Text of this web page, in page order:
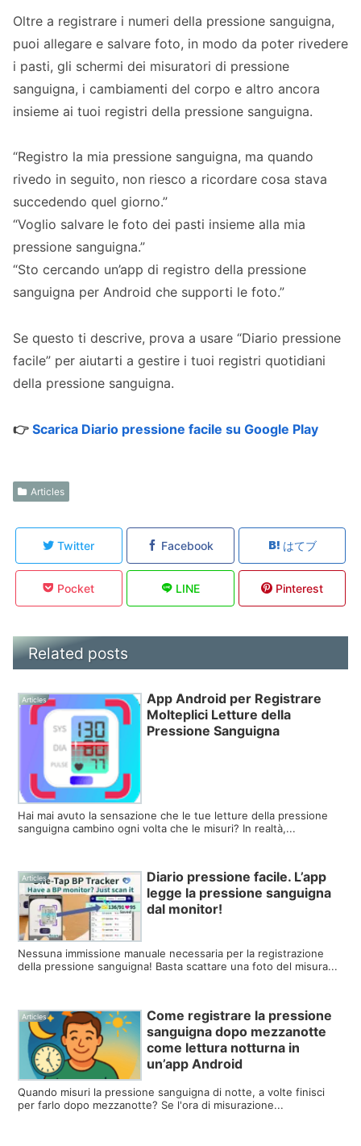
Oltre a registrare i numeri della pressione sanguigna,
puoi allegare e salvare foto, in modo da poter rivedere
i pasti, gli schermi dei misuratori di pressione
sanguigna, i cambiamenti del corpo e altro ancora
insieme ai tuoi registri della pressione sanguigna.
“Registro la mia pressione sanguigna, ma quando
rivedo in seguito, non riesco a ricordare cosa stava
succedendo quel giorno.”
“Voglio salvare le foto dei pasti insieme alla mia
pressione sanguigna.”
“Sto cercando un’app di registro della pressione
sanguigna per Android che supporti le foto.”
Se questo ti descrive, prova a usare “Diario pressione
facile” per aiutarti a gestire i tuoi registri quotidiani
della pressione sanguigna.
👉 Scarica Diario pressione facile su Google Play
Articles
Twitter Facebook はてブ
Pocket LINE Pinterest
Related posts
Articles
App Android per Registrare
Molteplici Letture della
Pressione Sanguigna
Hai mai avuto la sensazione che le tue letture della pressione
sanguigna cambino ogni volta che le misuri? In realtà,...
Articles
Diario pressione facile. L’app
legge la pressione sanguigna
dal monitor!
Nessuna immissione manuale necessaria per la registrazione
della pressione sanguigna! Basta scattare una foto del misura...
Articles
Come registrare la pressione
sanguigna dopo mezzanotte
come lettura notturna in
un’app Android
Quando misuri la pressione sanguigna di notte, a volte finisci
per farlo dopo mezzanotte? Se l'ora di misurazione...